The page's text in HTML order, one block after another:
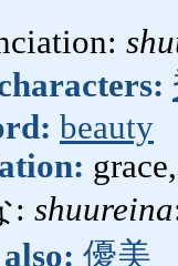
beauty
: shuureina
優美